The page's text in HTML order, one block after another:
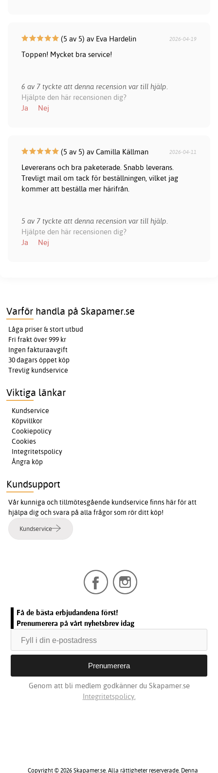
(5 av 5) av Eva Hardelin 2026-04-19
Toppen! Mycket bra service!
6 av 7 tyckte att denna recension var till hjälp.
Hjälpte den här recensionen dig?
Ja
Nej
(5 av 5) av Camilla Källman 2026-04-11
Levererans och bra paketerade. Snabb leverans.
Trevligt mail om tack för beställningen, vilket jag
kommer att beställa mer härifrån.
5 av 7 tyckte att denna recension var till hjälp.
Hjälpte den här recensionen dig?
Ja
Nej
Varför handla på Skapamer.se
Låga priser & stort utbud
Fri frakt över 999 kr
Ingen fakturaavgift
30 dagars öppet köp
Trevlig kundservice
Viktiga länkar
Kundservice
Köpvillkor
Cookiepolicy
Cookies
Integritetspolicy
Ångra köp
Kundsupport
Vår kunniga och tillmötesgående kundservice finns här för att
hjälpa dig och svara på alla frågor som rör ditt köp!
Kundservice
Få de bästa erbjudandena först!
Prenumerera på vårt nyhetsbrev idag
Genom att bli medlem godkänner du Skapamer.se
Integritetspolicy.
Copyright © 2026 Skapamer.se. Alla rättigheter reserverade. Denna